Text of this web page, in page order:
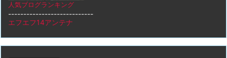
人気ブログランキング
----------------------------
エフエフ14アンテナ